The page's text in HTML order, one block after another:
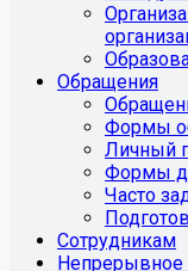
Обращения
Формы
Личный
Формы
Часто
Сотрудникам
Непрерывное